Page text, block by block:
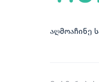
აღმოაჩინე